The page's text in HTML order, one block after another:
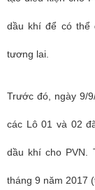
dầu khí để có thể
tương lai.
Trước đó, ngày 9/
các Lô 01 và 02
dầu khí cho PVN.
tháng 9 năm 2017